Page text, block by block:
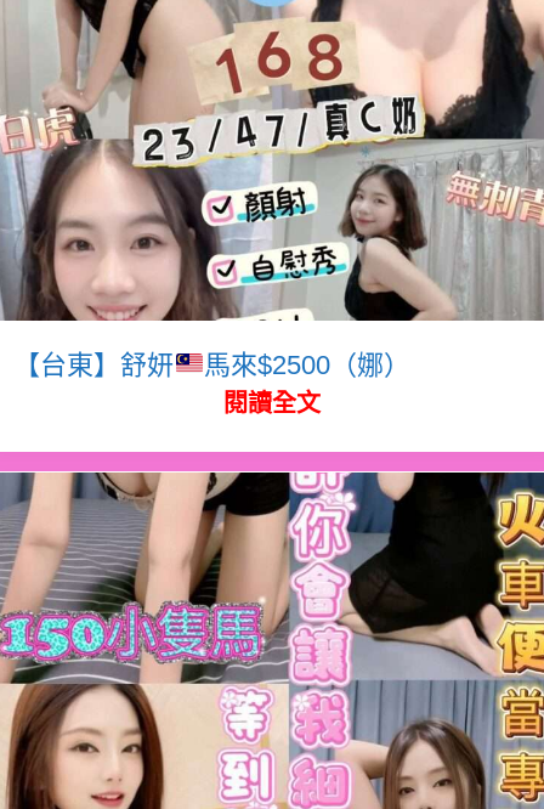
【台東】舒妍 馬來$2500（娜）
閱讀全文